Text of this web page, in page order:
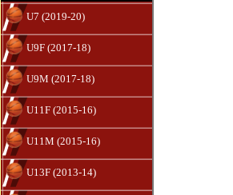
U7 (2019-20)
U9F (2017-18)
U9M (2017-18)
U11F (2015-16)
U11M (2015-16)
U13F (2013-14)